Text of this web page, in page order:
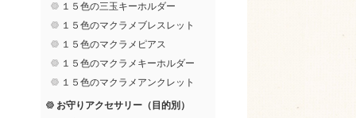
１５色の三玉キーホルダー
１５色のマクラメブレスレット
１５色のマクラメピアス
１５色のマクラメキーホルダー
１５色のマクラメアンクレット
お守りアクセサリー（目的別）